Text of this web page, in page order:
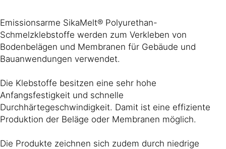
Emissionsarme SikaMelt® Polyurethan-
Schmelzklebstoffe werden zum Verkleben von
Bodenbelägen und Membranen für Gebäude und
Bauanwendungen verwendet.
Die Klebstoffe besitzen eine sehr hohe
Anfangsfestigkeit und schnelle
Durchhärtegeschwindigkeit. Damit ist eine effiziente
Produktion der Beläge oder Membranen möglich.
Die Produkte zeichnen sich zudem durch niedrige